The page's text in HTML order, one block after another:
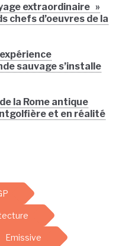
extraordinaire »
chefs d’oeuvres de la
sauvage s’installe
la Rome antique
et en réalité
Emissive